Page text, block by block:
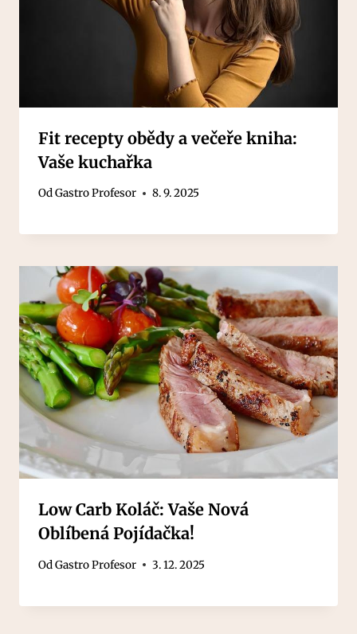
Fit recepty obědy a večeře kniha:
Vaše kuchařka
OdGastro Profesor 8. 9. 2025
Low Carb Koláč: Vaše Nová
Oblíbená Pojídačka!
OdGastro Profesor 3. 12. 2025